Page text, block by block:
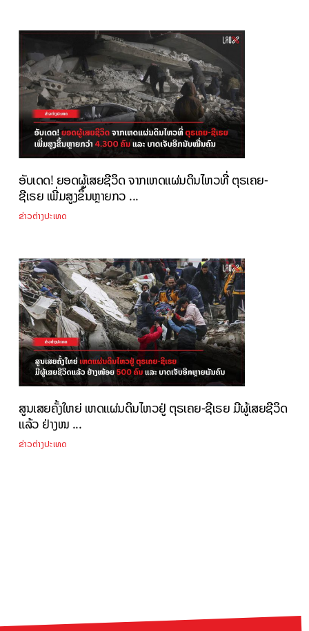
ອັບເດດ! ຍອດຜູ້ເສຍຊີວິດ ຈາກເຫດແຜ່ນດິນໄຫວທີ່ ຕຸຣເຄຍ-
ຊີເຣຍ ເພີ່ມສູງຂຶ້ນຫຼາຍກວ ...
ຂ່າວຕ່າງປະເທດ
ສູນເສຍຄັ້ງໃຫຍ່ ເຫດແຜ່ນດິນໄຫວຢູ່ ຕຸຣເຄຍ-ຊີເຣຍ ມີຜູ້ເສຍຊີວິດ
ແລ້ວ ຢ່າງໜ ...
ຂ່າວຕ່າງປະເທດ